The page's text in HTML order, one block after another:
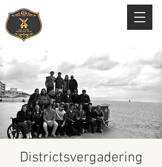
Districtsvergadering